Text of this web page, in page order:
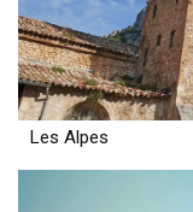
Les Alpes